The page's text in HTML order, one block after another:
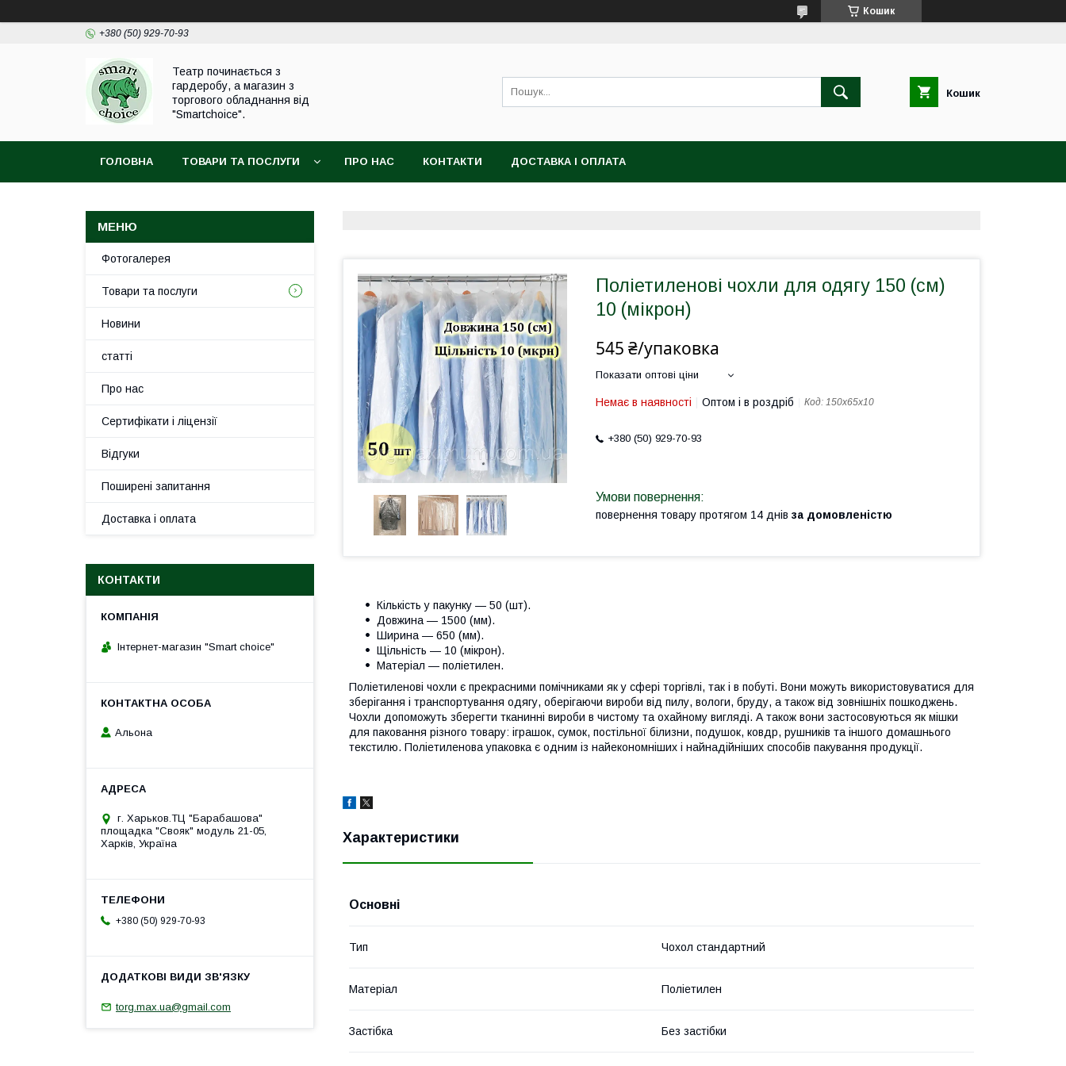
Кошик
+380 (50) 929-70-93
Театр починається з
гардеробу, а магазин з
торгового обладнання від
"Smartchoice".
Кошик
ГОЛОВНА ТОВАРИ ТА ПОСЛУГИ ПРО НАС КОНТАКТИ ДОСТАВКА І ОПЛАТА
Поліетиленові чохли для одягу 150 (см)
10 (мікрон)
545 ₴/упаковка
Показати оптові ціни
Немає в наявності Оптом і в роздріб Код: 150х65х10
+380 (50) 929-70-93
повернення товару протягом 14 днів за домовленістю
Кількість у пакунку — 50 (шт).
Довжина — 1500 (мм).
Ширина — 650 (мм).
Щільність — 10 (мікрон).
Матеріал — поліетилен.
Поліетиленові чохли є прекрасними помічниками як у сфері торгівлі, так і в побуті. Вони можуть використовуватися для
зберігання і транспортування одягу, оберігаючи вироби від пилу, вологи, бруду, а також від зовнішніх пошкоджень.
Чохли допоможуть зберегти тканинні вироби в чистому та охайному вигляді. А також вони застосовуються як мішки
для паковання різного товару: іграшок, сумок, постільної білизни, подушок, ковдр, рушників та іншого домашнього
текстилю. Поліетиленова упаковка є одним із найекономніших і найнадійніших способів пакування продукції.
Характеристики
Основні
Тип Чохол стандартний
Матеріал Поліетилен
Застібка Без застібки
Фотогалерея
Товари та послуги
Новини
статті
Про нас
Сертифікати і ліцензії
Відгуки
Поширені запитання
Доставка і оплата
КОНТАКТИ
Інтернет-магазин "Smart choice"
Альона
г. Харьков.ТЦ "Барабашова"
площадка "Свояк" модуль 21-05,
Харків, Україна
+380 (50) 929-70-93
torg.max.ua@gmail.com